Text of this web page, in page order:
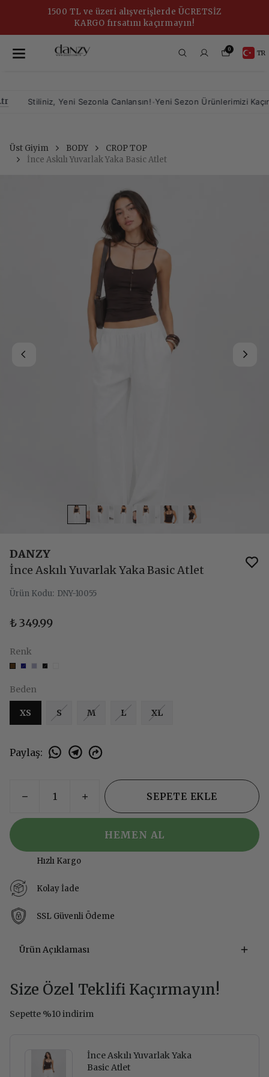
1500 TL ve üzeri alışverişlerde ÜCRETSİZ
KARGO fırsatını kaçırmayın!
0 TR
Stiliniz, Yeni Sezonla Canlansın!•Yeni Sezon Ürünlerimizi
Üst Giyim BODY
CROP TOP
İnce Askılı Yuvarlak Yaka Basic Atlet
DANZY
İnce Askılı Yuvarlak Yaka Basic Atlet
Ürün Kodu: DNY-10055
₺ 349.99
Renk
Beden
XS S M L XL
Paylaş:
SEPETE EKLE
HEMEN AL
Hızlı Kargo
Kolay İade
SSL Güvenli Ödeme
Ürün Açıklaması
Size Özel Teklifi Kaçırmayın!
Sepette %10 indirim
İnce Askılı Yuvarlak Yaka
Basic Atlet